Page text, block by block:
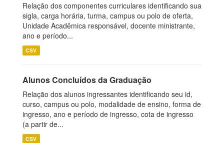
Relação dos componentes curriculares identificando sua
sigla, carga horária, turma, campus ou polo de oferta,
Unidade Acadêmica responsável, docente ministrante,
ano e período...
CSV
Alunos Concluídos da Graduação
Relação dos alunos ingressantes identificando seu id,
curso, campus ou polo, modalidade de ensino, forma de
ingresso, ano e período de ingresso, cota de ingresso
(a partir de...
CSV